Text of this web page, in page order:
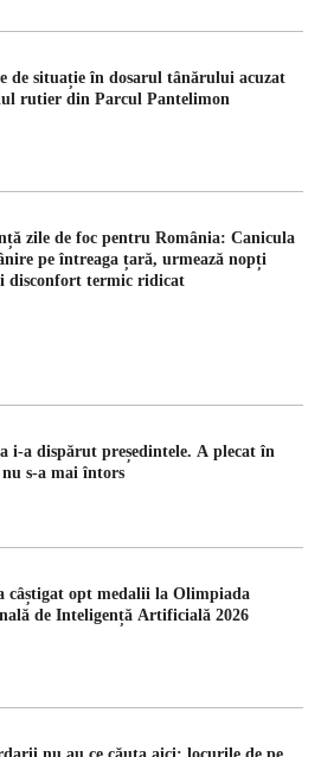
de situație în dosarul tânărului acuzat
rutier din Parcul Pantelimon
zile de foc pentru România: Canicula
pe întreaga țară, urmează nopți
disconfort termic ridicat
i-a dispărut președintele. A plecat în
s-a mai întors
câștigat opt medalii la Olimpiada
de Inteligență Artificială 2026